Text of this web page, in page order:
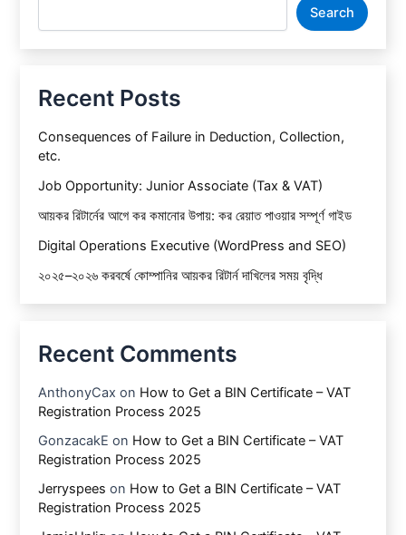
Search
Recent Posts
Consequences of Failure in Deduction, Collection,
etc.
Job Opportunity: Junior Associate (Tax & VAT)
আয়কর রিটার্নের আগে কর কমানোর উপায়: কর রেয়াত পাওয়ার সম্পূর্ণ গাইড
Digital Operations Executive (WordPress and SEO)
২০২৫–২০২৬ করবর্ষে কোম্পানির আয়কর রিটার্ন দাখিলের সময় বৃদ্ধি
Recent Comments
AnthonyCax on How to Get a BIN Certificate – VAT
Registration Process 2025
GonzacakE on How to Get a BIN Certificate – VAT
Registration Process 2025
Jerryspees on How to Get a BIN Certificate – VAT
Registration Process 2025